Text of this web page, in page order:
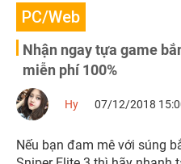
PC/Web
Nhận ngay tựa game
miễn phí 100%
Hy 07/12/2018
Nếu bạn đam mê với súng